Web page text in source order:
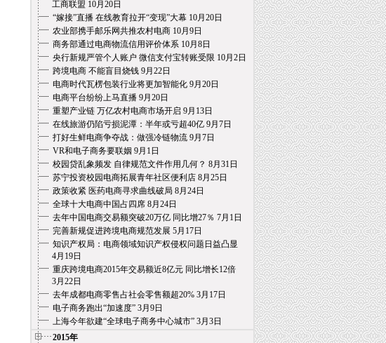
工商联盟 10月20日
“嫁接”直播 在线教育拉开“变现”大幕 10月20日
农业部携手邮乐网共推农村电商 10月9日
商务部通过电商物流信用评价体系 10月8日
央行新规严管个人账户 微信支付宝转账受限 10月2日
跨境电商 不能盲目烧钱 9月22日
电商时代瓦楞包装行业将更加智能化 9月20日
电商平台纷纷上马直播 9月20日
重塑产业链 万亿农村电商市场开启 9月13日
在线旅游仍陷亏损泥潭：半年或亏超40亿 9月7日
打好生鲜电商争夺战：做强冷链物流 9月7日
VR和电子商务要联姻 9月1日
校园贷乱象频发 自律规范文件作用几何？ 8月31日
苏宁投资校园电商拓展青年社区便利店 8月25日
政策收紧 医药电商寻求曲线破局 8月24日
全球十大电商中国占四席 8月24日
去年中国电商交易额突破20万亿 同比增27％ 7月1日
完善新规促进跨境电商规范发展 5月17日
知识产权局：电商领域知识产权侵权问题日益凸显
4月19日
重庆跨境电商2015年交易额近8亿元 同比增长12倍
3月22日
去年成都电商零售占社会零售额超20% 3月17日
电子商务跑出“加速度” 3月9日
上海今年欲建“全球电子商务中心城市” 3月3日
2015年